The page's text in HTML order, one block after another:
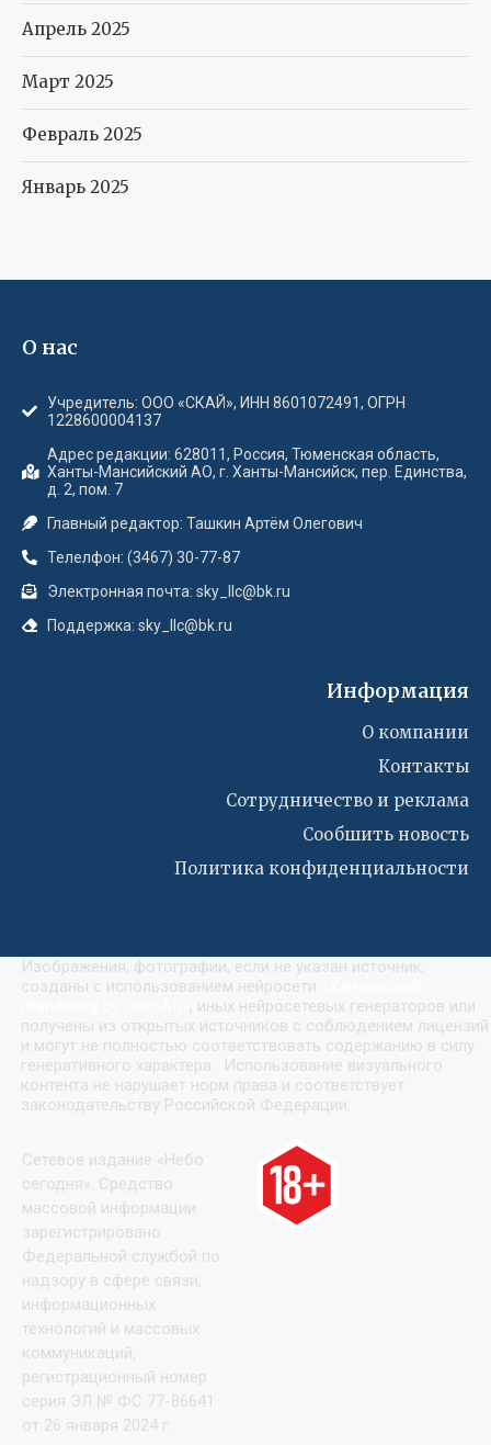
Апрель 2025
Март 2025
Февраль 2025
Январь 2025
О нас
Учредитель: ООО «СКАЙ», ИНН 8601072491, ОГРН
1228600004137
Адрес редакции: 628011, Россия, Тюменская область,
Ханты-Мансийский АО, г. Ханты-Мансийск, пер. Единства,
д. 2, пом. 7
Главный редактор: Ташкин Артём Олегович
Телелфон: (3467) 30-77-87
Электронная почта: sky_llc@bk.ru
Поддержка: sky_llc@bk.ru
Информация
О компании
Контакты
Сотрудничество и реклама
Сообшить новость
Политика конфиденциальности
Изображения, фотографии, если не указан источник,
созданы с использованием нейросети
, иных нейросетевых генераторов или
получены из открытых источников с соблюдением лицензий
и могут не полностью соответствовать содержанию в силу
генеративного характера. Использование визуального
контента не нарушает норм права и соответствует
законодательству Российской Федерации.
Сетевое издание «Небо
сегодня». Средство
массовой информации
зарегистрировано
Федеральной службой по
надзору в сфере связи,
информационных
технологий и массовых
коммуникаций,
регистрационный номер
серия ЭЛ № ФС 77-86641
от 26 января 2024 г.